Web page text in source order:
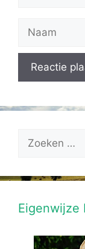
Naam
Zoek
Eigenwijze